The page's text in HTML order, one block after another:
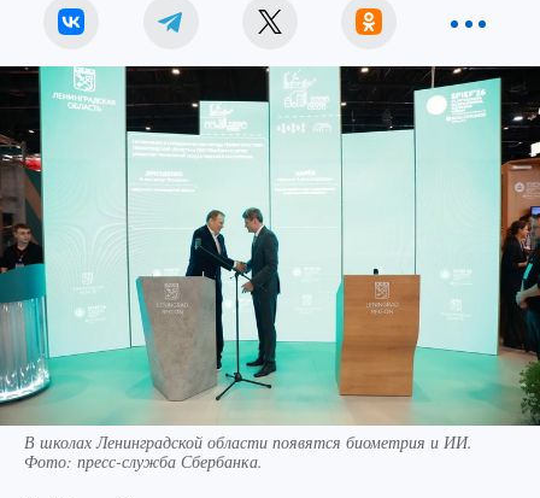
В школах Ленинградской области появятся биометрия и ИИ.
Фото: пресс-служба Сбербанка.